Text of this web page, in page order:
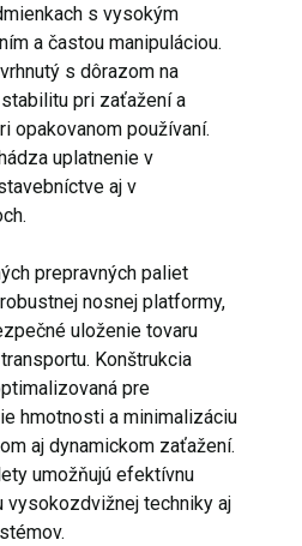
s vysokým
a častou manipuláciou.
s dôrazom na
pri zaťažení a
opakovanom používaní.
uplatnenie v
aj v
prepravných paliet
nosnej platformy,
uloženie tovaru
Konštrukcia
pre
hmotnosti a minimalizáciu
aj dynamickom zaťažení.
umožňujú efektívnu
vysokozdvižnej techniky aj